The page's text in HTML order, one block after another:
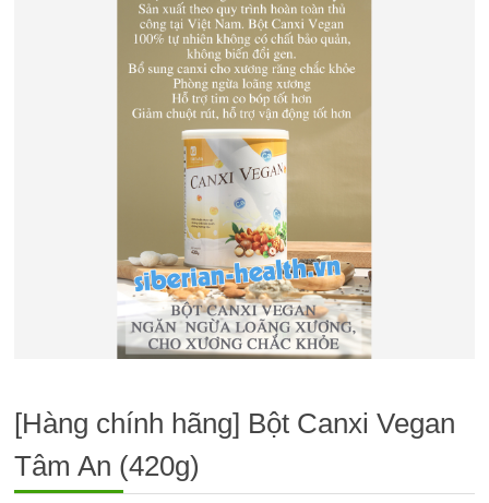
[Hàng chính hãng] Bột Canxi Vegan
Tâm An (420g)